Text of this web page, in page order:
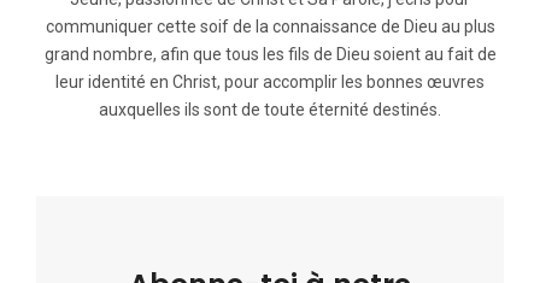
communiquer cette soif de la connaissance de Dieu au plus
grand nombre, afin que tous les fils de Dieu soient au fait de
leur identité en Christ, pour accomplir les bonnes œuvres
auxquelles ils sont de toute éternité destinés.